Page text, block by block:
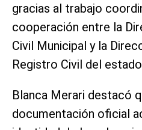
gracias al trabajo
cooperación entre la
Civil Municipal y la
Registro Civil del
Blanca Merari destacó
documentación oficial